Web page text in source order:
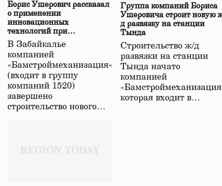
Борис Ушерович рассказал
о применении
инновационных
технологий при
строительстве нового моста
в Забайкалье
В Забайкалье
компанией
«Бамстроймеханизация»
(входит в группу
компаний 1520)
завершено
строительство нового…
Группа компаний Бориса
Ушеровича строит новую
д развязку на станции
Тында
Строительство ж/д
развязки на станции
Тында начато
компанией
которая входит в…